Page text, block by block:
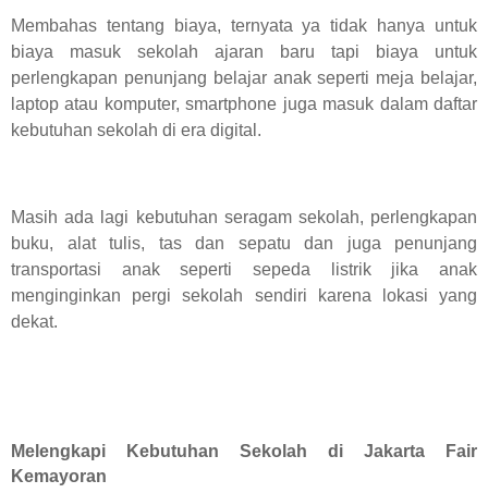
Membahas tentang biaya, ternyata ya tidak hanya untuk
biaya masuk sekolah ajaran baru tapi biaya untuk
perlengkapan penunjang belajar anak seperti meja belajar,
laptop atau komputer, smartphone juga masuk dalam daftar
kebutuhan sekolah di era digital.
Masih ada lagi kebutuhan seragam sekolah, perlengkapan
buku, alat tulis, tas dan sepatu dan juga penunjang
transportasi anak seperti sepeda listrik jika anak
menginginkan pergi sekolah sendiri karena lokasi yang
dekat.
Melengkapi Kebutuhan Sekolah di Jakarta Fair
Kemayoran